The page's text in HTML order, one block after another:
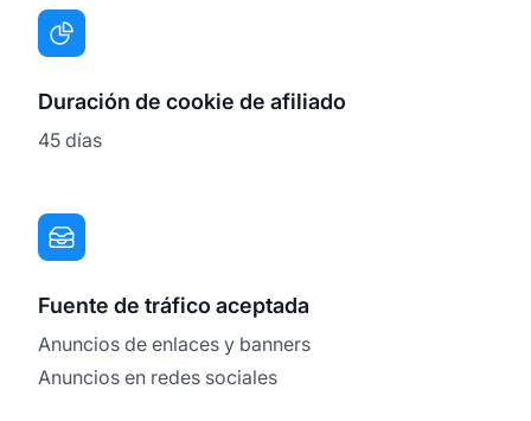
Duración de cookie de afiliado
45 días
Fuente de tráfico aceptada
Anuncios de enlaces y banners
Anuncios en redes sociales